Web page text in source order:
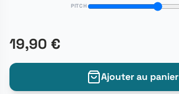
PITCH
19,90 €
Ajouter au panier